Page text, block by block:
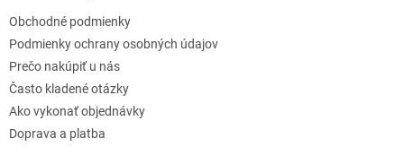
Obchodné podmienky
Podmienky ochrany osobných údajov
Prečo nakúpiť u nás
Často kladené otázky
Ako vykonať objednávky
Doprava a platba